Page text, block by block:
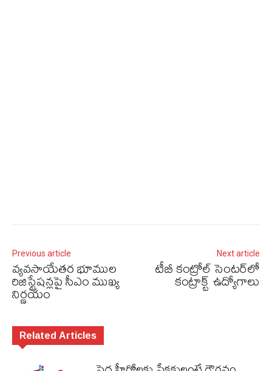
Previous article
వ్యవసాయేతర భూముల
రిజిస్ట్రేషన్లపై సీఎం ముఖ్య
నిర్ణయం
Next article
టీబీ కంట్రోల్ సెంట‌ర్‌లో
కంట్రాక్ట్ ఉద్యోగాలు
Related Articles